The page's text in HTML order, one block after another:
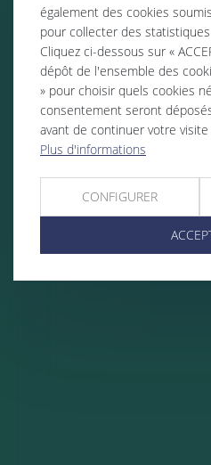
également des cookies
pour collecter des
Cliquez ci-dessous sur «
dépôt de l'ensemble des
» pour choisir quels cookies
consentement seront
avant de continuer votre
Plus d'informations
CONFIGURER